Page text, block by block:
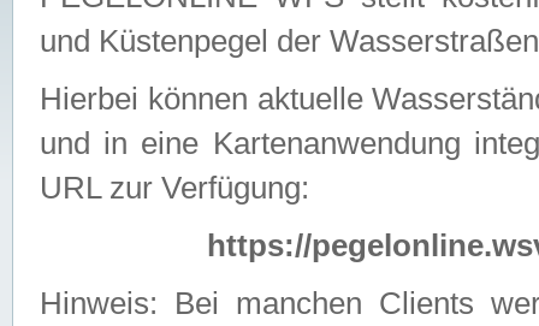
und Küstenpegel der
Hierbei können aktuelle
und in eine Kartenanwendung
URL zur Verfügung:
https://
Hinweis: Bei manchen Clients